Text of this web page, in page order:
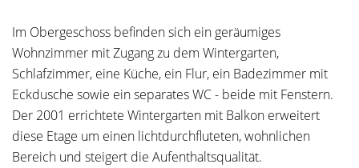
Im Obergeschoss befinden sich ein geräumiges
Wohnzimmer mit Zugang zu dem Wintergarten,
Schlafzimmer, eine Küche, ein Flur, ein Badezimmer mit
Eckdusche sowie ein separates WC - beide mit Fenstern.
Der 2001 errichtete Wintergarten mit Balkon erweitert
diese Etage um einen lichtdurchfluteten, wohnlichen
Bereich und steigert die Aufenthaltsqualität.